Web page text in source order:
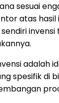
sesuai
atas hasil
adalah
spesifik di